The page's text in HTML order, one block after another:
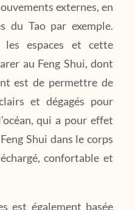
externes, en
du Tao par exemple.
espaces et cette
au Feng Shui, dont
est de permettre de
et dégagés pour
qui a pour effet
Shui dans le corps
confortable et
est également basée